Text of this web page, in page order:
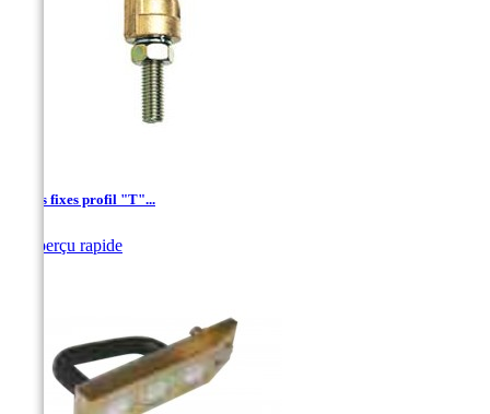
Points fixes profil "T"...
Aperçu rapide